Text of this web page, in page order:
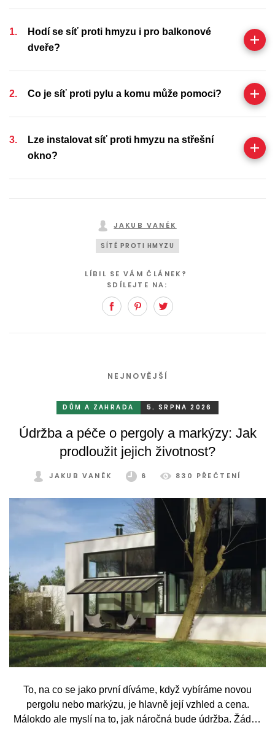
Hodí se síť proti hmyzu i pro balkonové
dveře?
Co je síť proti pylu a komu může pomoci?
Lze instalovat síť proti hmyzu na střešní
okno?
JAKUB VANĚK
SÍTĚ PROTI HMYZU
LÍBIL SE VÁM ČLÁNEK?
SDÍLEJTE NA:
FacebookPinterest
NEJNOVĚJŠÍ
DŮM A ZAHRADA 5. SRPNA 2026
Údržba a péče o pergoly a markýzy: Jak
prodloužit jejich životnost?
JAKUB VANĚK 6 830 PŘEČTENÍ
To, na co se jako první díváme, když vybíráme novou
pergolu nebo markýzu, je hlavně její vzhled a cena.
Málokdo ale myslí na to, jak náročná bude údržba. Žádný